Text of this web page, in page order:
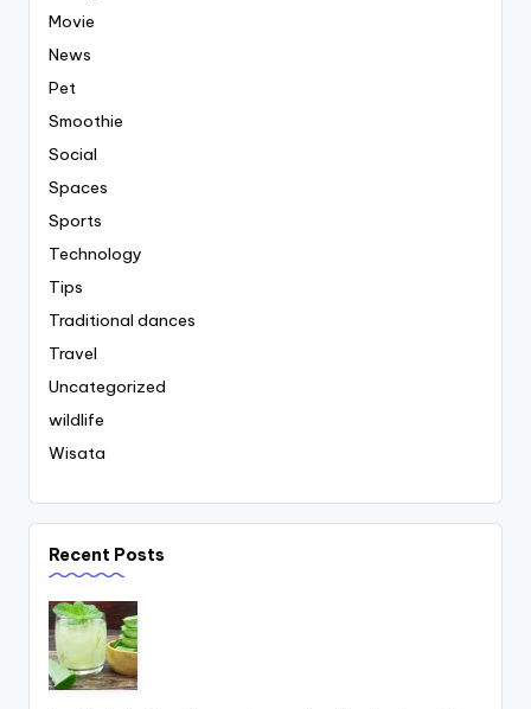
Movie
News
Pet
Smoothie
Social
Spaces
Sports
Technology
Tips
Traditional dances
Travel
Uncategorized
wildlife
Wisata
Recent Posts